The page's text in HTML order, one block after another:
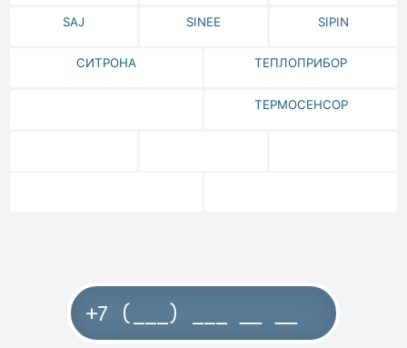
SAJ SINEE SIPIN
СИТРОНА ТЕПЛОПРИБОР
ТЕРМОСЕНСОР